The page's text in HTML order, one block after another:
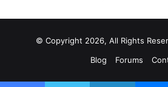
© Copyright 2026, All Rights
Blog
Forums